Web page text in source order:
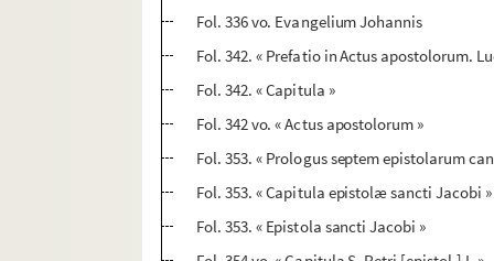
Fol. 336 vo. Evangelium Johannis
Fol. 342. « Prefatio in Actus apostolorum.
Fol. 342. « Capitula »
Fol. 342 vo. « Actus apostolorum »
Fol. 353. « Prologus septem epistolarum
Fol. 353. « Capitula epistolæ sancti Jacobi »
Fol. 353. « Epistola sancti Jacobi »